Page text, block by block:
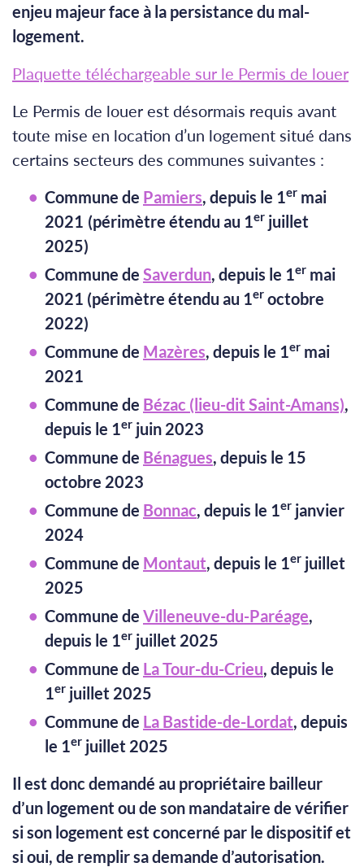
enjeu majeur face à la persistance du mal-
logement.
Plaquette téléchargeable sur le Permis de louer
Le Permis de louer est désormais requis avant
toute mise en location d’un logement situé dans
certains secteurs des communes suivantes :
Commune de Pamiers, depuis le 1 er mai
2021 (périmètre étendu au 1 er juillet
2025)
Commune de Saverdun, depuis le 1 er mai
2021 (périmètre étendu au 1 er octobre
2022)
Commune de Mazères, depuis le 1 er mai
2021
Commune de Bézac (lieu-dit Saint-Amans),
depuis le 1 er juin 2023
Commune de Bénagues, depuis le 15
octobre 2023
Commune de Bonnac, depuis le 1 er janvier
2024
Commune de Montaut, depuis le 1 er juillet
2025
Commune de Villeneuve-du-Paréage,
depuis le 1 er juillet 2025
Commune de La Tour-du-Crieu, depuis le
1 er juillet 2025
Commune de La Bastide-de-Lordat, depuis
le 1 er juillet 2025
Il est donc demandé au propriétaire bailleur
d’un logement ou de son mandataire de vérifier
si son logement est concerné par le dispositif et
si oui, de remplir sa demande d’autorisation.